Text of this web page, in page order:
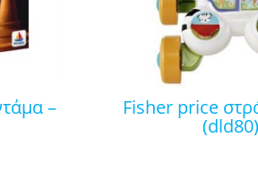
fisher price στράτα ζέβρα
(dld80)